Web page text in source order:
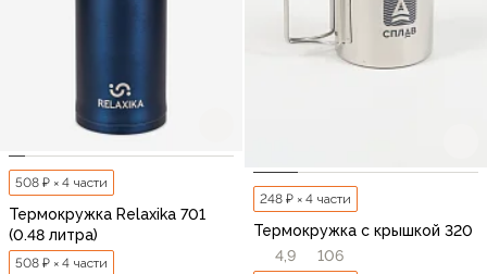
508 ₽ × 4 части
Термокружка Relaxika 701
(0.48 литра)
508 ₽ × 4 части
248 ₽ × 4 части
Термокружка с крышкой 320
4,9
106